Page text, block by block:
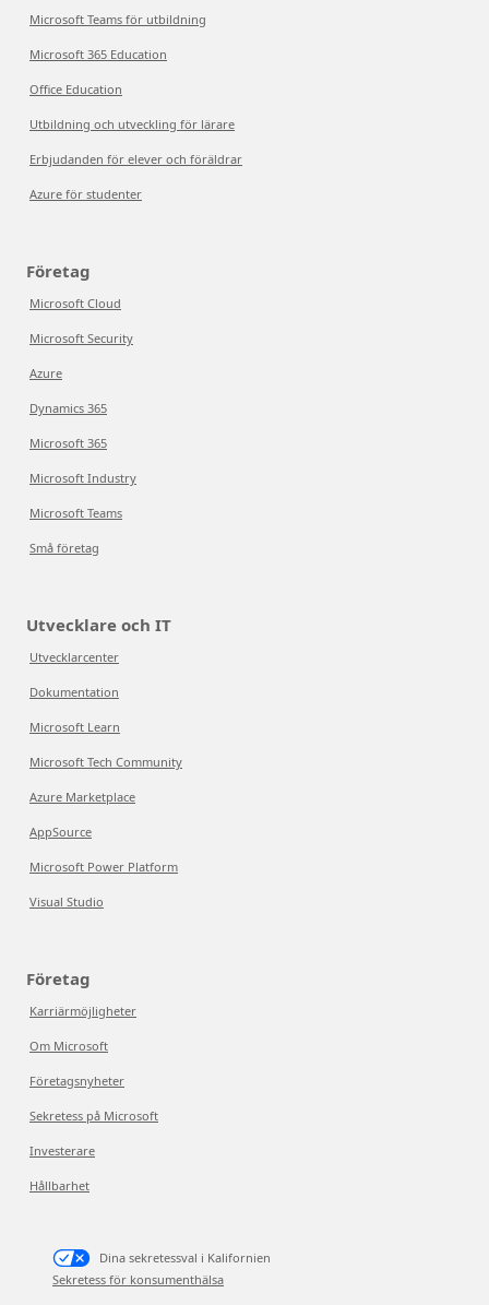
Microsoft Teams för utbildning
Microsoft 365 Education
Office Education
Utbildning och utveckling för lärare
Erbjudanden för elever och föräldrar
Azure för studenter
Företag
Microsoft Cloud
Microsoft Security
Azure
Dynamics 365
Microsoft 365
Microsoft Industry
Microsoft Teams
Små företag
Utvecklare och IT
Utvecklarcenter
Dokumentation
Microsoft Learn
Microsoft Tech Community
Azure Marketplace
AppSource
Microsoft Power Platform
Visual Studio
Företag
Karriärmöjligheter
Om Microsoft
Företagsnyheter
Sekretess på Microsoft
Investerare
Hållbarhet
Dina sekretessval i Kalifornien
Sekretess för konsumenthälsa